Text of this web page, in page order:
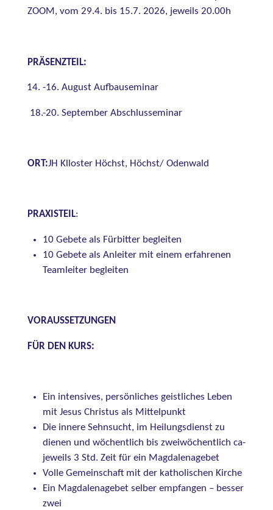
ZOOM, vom 29.4. bis 15.7. 2026, jeweils 20.00h
PRÄSENZTEIL:
-16. August Aufbauseminar
18.-20. September Abschlusseminar
ORT:JH Klloster Höchst, Höchst/ Odenwald
PRAXISTEIL:
10 Gebete als Fürbitter begleiten
10 Gebete als Anleiter mit einem erfahrenen
Teamleiter begleiten
VORAUSSETZUNGEN
FÜR DEN KURS:
Ein intensives, persönliches geistliches Leben
mit Jesus Christus als Mittelpunkt
Die innere Sehnsucht, im Heilungsdienst zu
dienen und wöchentlich bis zweiwöchentlich ca-
jeweils 3 Std. Zeit für ein Magdalenagebet
Volle Gemeinschaft mit der katholischen Kirche
Ein Magdalenagebet selber empfangen – besser
zwei